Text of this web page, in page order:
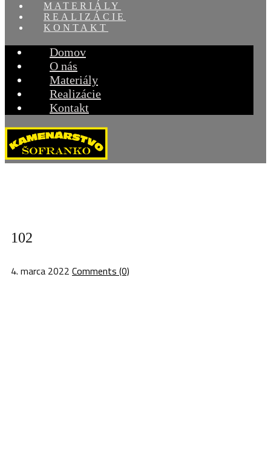
MATERIÁLY
REALIZÁCIE
KONTAKT
Domov
O nás
Materiály
Realizácie
Kontakt
102
4. marca 2022 Comments (0)